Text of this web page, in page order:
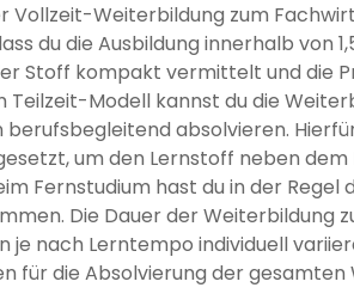
Vollzeit-Weiterbildung zum
du die Ausbildung innerhalb von
Stoff kompakt vermittelt und die
Teilzeit-Modell kannst du die
berufsbegleitend absolvieren.
um den Lernstoff neben
Fernstudium hast du in der Regel
Die Dauer der Weiterbildung
je nach Lerntempo individuell
für die Absolvierung der